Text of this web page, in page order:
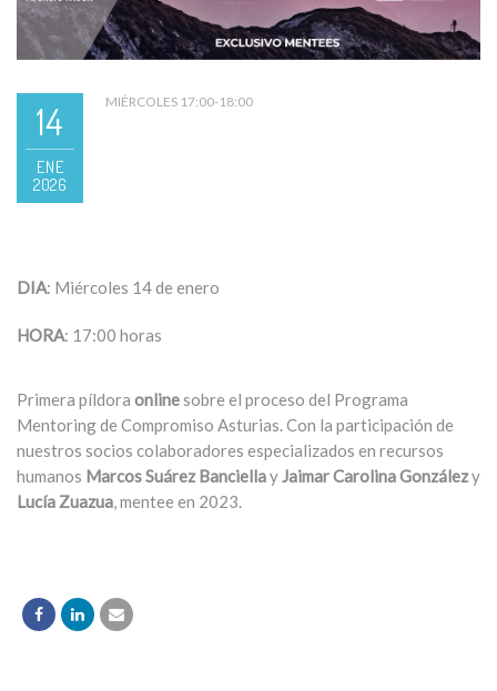
14
ENE
2026
MIÉRCOLES 17:00-18:00
DIA: Miércoles 14 de enero
HORA: 17:00 horas
Primera píldora onlinesobre el proceso del Programa
Mentoring de Compromiso Asturias. Con la participación de
nuestros socios colaboradores especializados en recursos
humanos Marcos Suárez BanciellayJaimar Carolina Gonzálezy
Lucía Zuazua, mentee en 2023.